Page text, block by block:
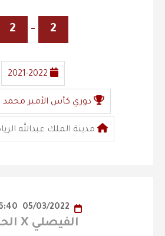
2
-
2
2021-2022
دوري كأس الأمير
مدينة الملك عبدالله
الفيصلي X الحزم